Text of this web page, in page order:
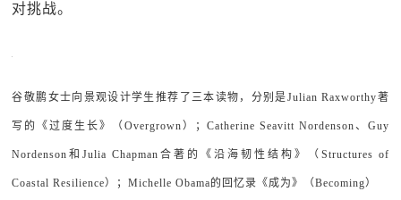
对挑战。
谷敬鹏女士向景观设计学生推荐了三本读物，分别是Julian Raxworthy著
写的《过度生长》（Overgrown）；Catherine Seavitt Nordenson、Guy
Nordenson和Julia Chapman合著的《沿海韧性结构》（Structures of
Coastal Resilience）；Michelle Obama的回忆录《成为》（Becoming）